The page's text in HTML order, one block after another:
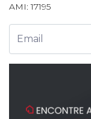
AMI: 17195